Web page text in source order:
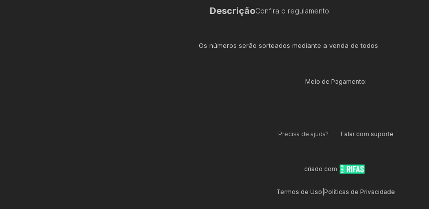
DescriçãoConfira o regulamento.
Os números serão sorteados mediante a venda de todos
Meio de Pagamento:
Precisa de ajuda? Falar com suporte
criado com
Termos de Uso Políticas de Privacidade